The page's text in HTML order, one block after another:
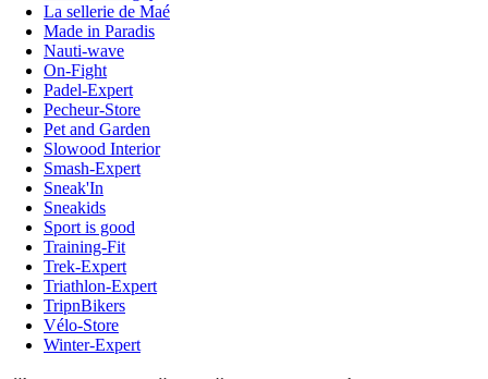
La sellerie de Maé
Made in Paradis
Nauti-wave
On-Fight
Padel-Expert
Pecheur-Store
Pet and Garden
Slowood Interior
Smash-Expert
Sneak'In
Sneakids
Sport is good
Training-Fit
Trek-Expert
Triathlon-Expert
TripnBikers
Vélo-Store
Winter-Expert